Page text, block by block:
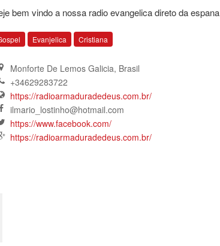
bem vindo a nossa radio evangelica direto da espana
Evanjelica Cristiana
Monforte De Lemos Galicia, Brasil
+34629283722
https://radioarmaduradedeus.com.br/
ilmario_lostinho@hotmail.com
https://www.facebook.com/
https://radioarmaduradedeus.com.br/